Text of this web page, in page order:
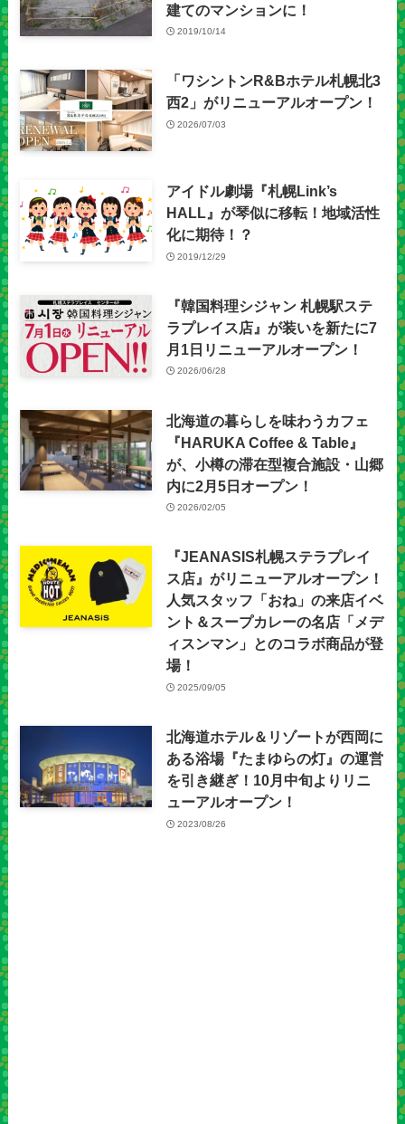
建てのマンションに！
2019/10/14
「ワシントンR&Bホテル札幌北3
西2」がリニューアルオープン！
2026/07/03
アイドル劇場『札幌Link’s
HALL』が琴似に移転！地域活性
化に期待！？
2019/12/29
『韓国料理シジャン 札幌駅ステ
ラプレイス店』が装いを新たに7
月1日リニューアルオープン！
2026/06/28
北海道の暮らしを味わうカフェ
『HARUKA Coffee & Table』
が、小樽の滞在型複合施設・山郷
内に2月5日オープン！
2026/02/05
『JEANASIS札幌ステラプレイ
ス店』がリニューアルオープン！
人気スタッフ「おね」の来店イベ
ント＆スープカレーの名店「メデ
ィスンマン」とのコラボ商品が登
場！
2025/09/05
北海道ホテル＆リゾートが西岡に
ある浴場『たまゆらの灯』の運営
を引き継ぎ！10月中旬よりリニ
ューアルオープン！
2023/08/26